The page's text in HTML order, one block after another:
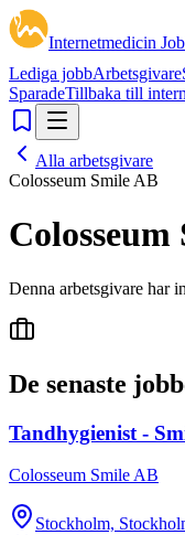
Internetmedicin
Lediga jobbArbetsgivare
SparadeTillbaka till
Alla arbetsgivare
Colosseum Smile AB
Denna arbetsgivare har
De senaste
Tandhygienist -
Colosseum Smile AB
Stockholm,